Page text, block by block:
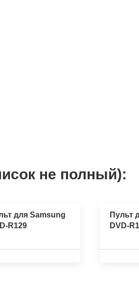
не полный):
для Samsung
Пульт